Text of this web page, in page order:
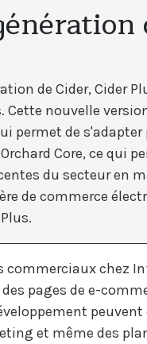
de Cider, Cider
nouvelle
permet de
Core, ce qui
du secteur en
de commerce
commerciaux chez
pages de e-
peuvent
et même des